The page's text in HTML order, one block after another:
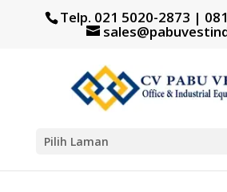
Telp. 021 5020-2873 |
Pilih Laman